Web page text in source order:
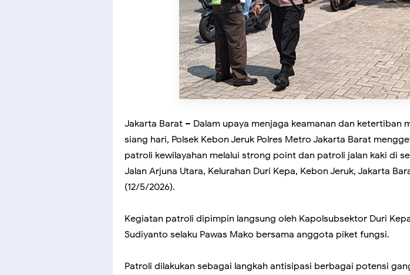
Jakarta Barat – Dalam upaya menjaga keamanan dan ketertiban
siang hari, Polsek Kebon Jeruk Polres Metro Jakarta Barat
patroli kewilayahan melalui strong point dan patroli jalan kaki di
Jalan Arjuna Utara, Kelurahan Duri Kepa, Kebon Jeruk, Jakarta
(12/5/2026).
Kegiatan patroli dipimpin langsung oleh Kapolsubsektor Duri
Sudiyanto selaku Pawas Mako bersama anggota piket fungsi.
Patroli dilakukan sebagai langkah antisipasi berbagai potensi